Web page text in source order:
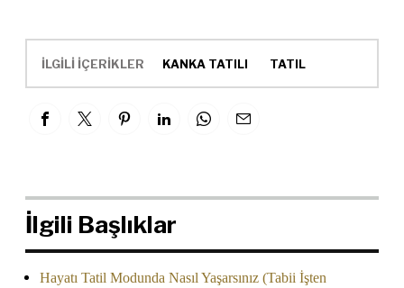
İLGİLİ İÇERİKLER KANKA TATILI TATIL
İlgili Başlıklar
Hayatı Tatil Modunda Nasıl Yaşarsınız (Tabii İşten